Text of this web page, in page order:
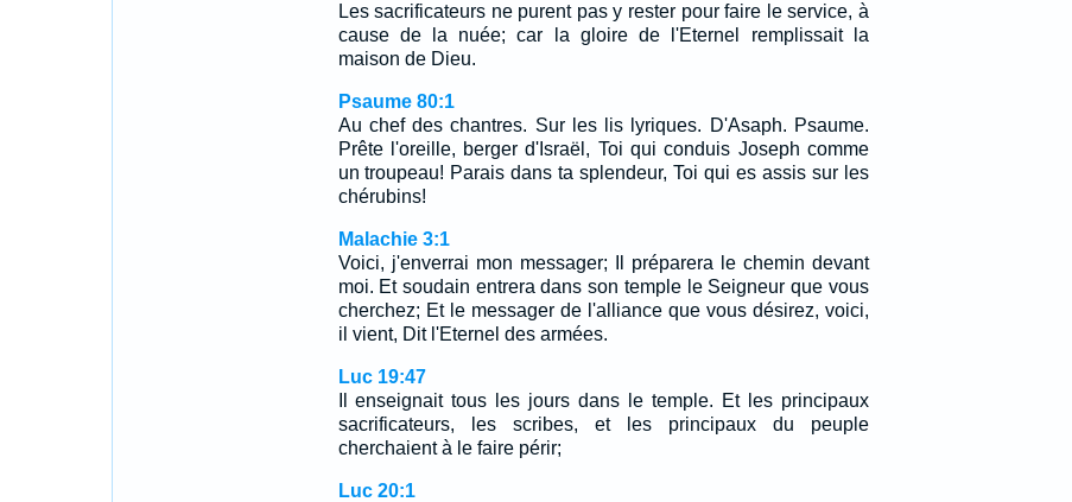
Les sacrificateurs ne purent pas y rester pour faire le service, à
cause de la nuée; car la gloire de l'Eternel remplissait la
maison de Dieu.
Psaume 80:1
Au chef des chantres. Sur les lis lyriques. D'Asaph. Psaume.
Prête l'oreille, berger d'Israël, Toi qui conduis Joseph comme
un troupeau! Parais dans ta splendeur, Toi qui es assis sur les
chérubins!
Malachie 3:1
Voici, j'enverrai mon messager; Il préparera le chemin devant
moi. Et soudain entrera dans son temple le Seigneur que vous
cherchez; Et le messager de l'alliance que vous désirez, voici,
il vient, Dit l'Eternel des armées.
Luc 19:47
Il enseignait tous les jours dans le temple. Et les principaux
sacrificateurs, les scribes, et les principaux du peuple
cherchaient à le faire périr;
Luc 20:1